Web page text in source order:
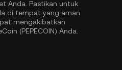
Anda. Pastikan untuk
di tempat yang aman
mengakibatkan
(PEPECOIN) Anda.